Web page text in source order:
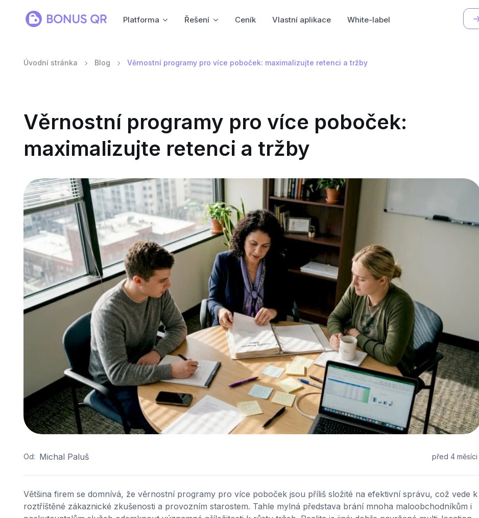
Platforma Řešení Ceník Vlastní aplikace White-label
Úvodní stránka Blog Věrnostní programy pro více poboček: maximalizujte retenci a tržby
Věrnostní programy pro více poboček:
maximalizujte retenci a tržby
Od: Michal Paluš před 4 měsíci
Většina firem se domnívá, že věrnostní programy pro více poboček jsou příliš složité na efektivní správu, což vede k
roztříštěné zákaznické zkušenosti a provozním starostem. Tahle mylná představa brání mnoha maloobchodníkům i